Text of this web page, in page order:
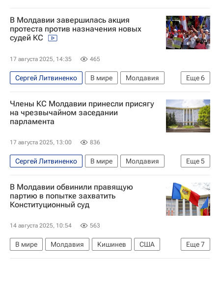
В Молдавии завершилась акция
протеста против назначения новых
судей КС
17 августа 2025, 14:35 465
Еще6
Сергей Литвиненко В мире
Молдавия
Кишинев
Гагаузия
Игорь Додон
Евгения Гуцул
Sputnik Молдова
Московский комсомолец
Члены КС Молдавии принесли присягу
на чрезвычайном заседании
парламента
17 августа 2025, 13:00 836
Еще5
Сергей Литвиненко В мире
Молдавия
Кишинев
Гагаузия
Майя Санду
Евгения Гуцул
Приговор главе Гагаузии Евгении Гуцул в Молдавии
В Молдавии обвинили правящую
партию в попытке захватить
Конституционный суд
14 августа 2025, 10:54 563
Еще7
В мире Молдавия Кишинев
США
Игорь Додон
Майя Санду
Игорь Гросу